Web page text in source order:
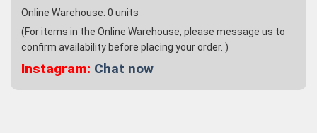
Online Warehouse: 0 units
(For items in the Online Warehouse, please message us to
confirm availability before placing your order. )
Instagram: Chat now